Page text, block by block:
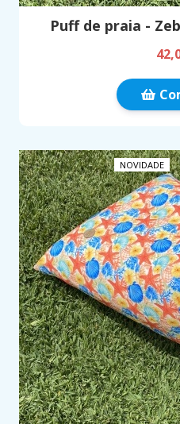
Puff de praia -
NOVIDADE